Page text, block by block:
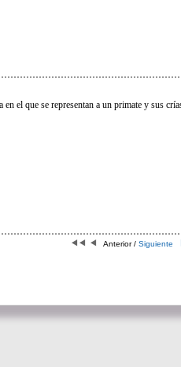
en el que se representan a un primate y sus
Anterior / Siguiente